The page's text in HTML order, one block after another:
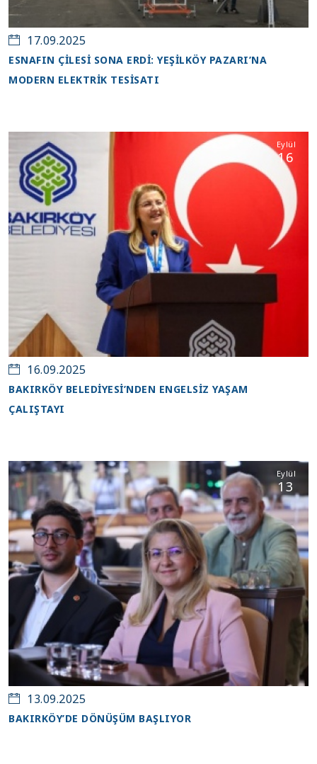
17.09.2025
ESNAFIN ÇİLESİ SONA ERDİ: YEŞİLKÖY PAZARI’NA
MODERN ELEKTRİK TESİSATI
Eylül
16
16.09.2025
BAKIRKÖY BELEDİYESİ’NDEN ENGELSİZ YAŞAM
ÇALIŞTAYI
Eylül
13
13.09.2025
BAKIRKÖY’DE DÖNÜŞÜM BAŞLIYOR